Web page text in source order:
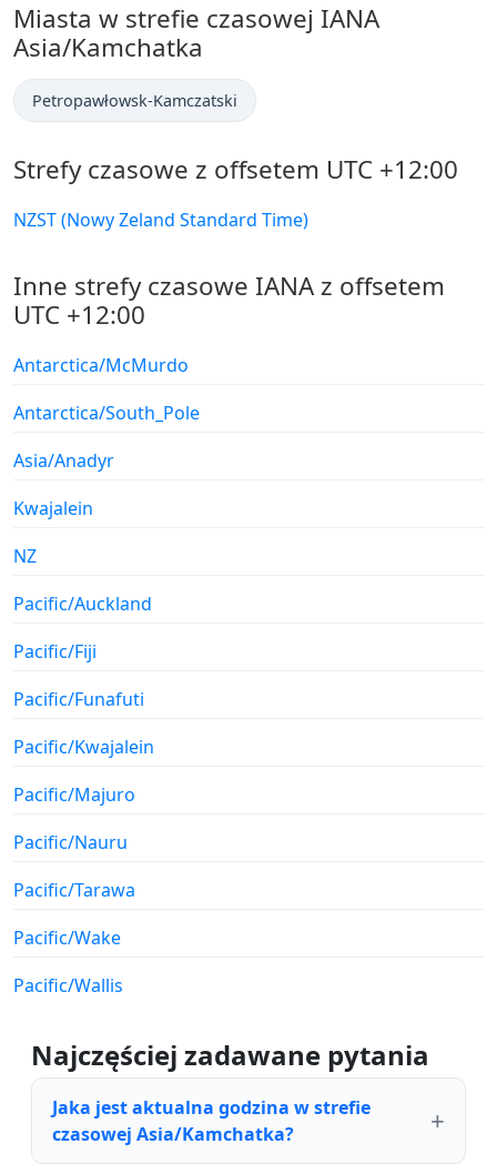
Miasta w strefie czasowej IANA
Asia/Kamchatka
Petropawłowsk-Kamczatski
Strefy czasowe z offsetem UTC +12:00
NZST (Nowy Zeland Standard Time)
Inne strefy czasowe IANA z offsetem
UTC +12:00
Antarctica/McMurdo
Antarctica/South_Pole
Asia/Anadyr
Kwajalein
NZ
Pacific/Auckland
Pacific/Fiji
Pacific/Funafuti
Pacific/Kwajalein
Pacific/Majuro
Pacific/Nauru
Pacific/Tarawa
Pacific/Wake
Pacific/Wallis
Najczęściej zadawane pytania
Jaka jest aktualna godzina w strefie
czasowej Asia/Kamchatka?